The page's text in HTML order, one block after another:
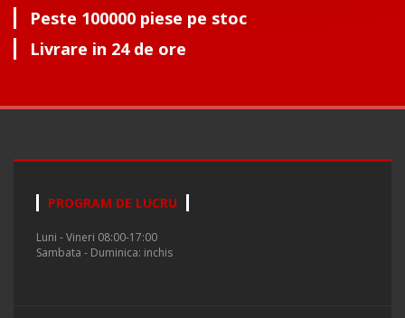
Peste 100000 piese pe stoc
Livrare in 24 de ore
PROGRAM DE LUCRU
Luni - Vineri 08:00-17:00
Sambata - Duminica: inchis